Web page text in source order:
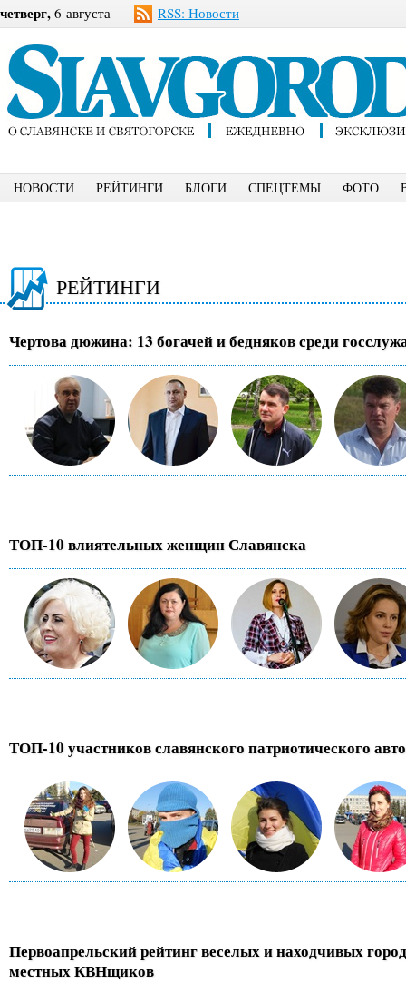
четверг, 6 августа RSS: Новости
НОВОСТИ РЕЙТИНГИ БЛОГИ СПЕЦТЕМЫ ФОТО
РЕЙТИНГИ
Чертова дюжина: 13 богачей и бедняков среди
ТОП-10 влиятельных женщин Славянска
ТОП-10 участников славянского патриотического
Первоапрельский рейтинг веселых и находчивых
местных КВНщиков